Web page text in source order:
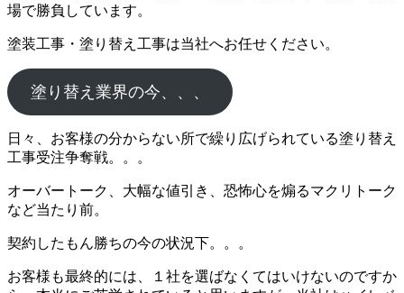
場で勝負しています。
塗装工事・塗り替え工事は当社へお任せください。
塗り替え業界の今、、、
日々、お客様の分からない所で繰り広げられている塗り替え
工事受注争奪戦。。。
オーバートーク、大幅な値引き、恐怖心を煽るマクリトーク
など当たり前。
契約したもん勝ちの今の状況下。。。
お客様も最終的には、１社を選ばなくてはいけないのですか